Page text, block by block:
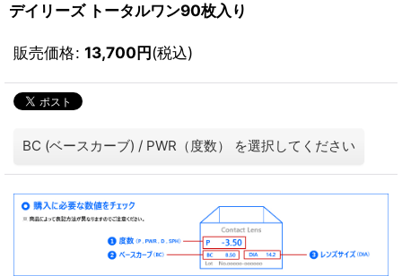
デイリーズ トータルワン90枚入り
販売価格: 13,700円(税込)
BC (ベースカーブ) / PWR（度数） を選択してください